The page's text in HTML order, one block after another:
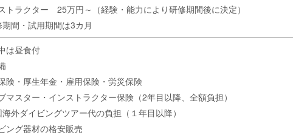
トラクター 25万円～（経験・能力により研修期間後に決定）
間・試用期間は3カ月
は昼食付
険・厚生年金・雇用保険・労災保険
マスター・インストラクター保険（2年目以降、全額負担）
外ダイビングツアー代の負担（１年目以降）
ング器材の格安販売